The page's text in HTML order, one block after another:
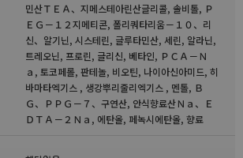
민산ＴＥＡ、지메스테아린산글리콜, 솔비톨, Ｐ
ＥＧ－１２지메티콘, 폴리쿼타리움－１０、리
신、알기닌, 시스테린, 글루타민산, 세린, 알라닌,
트레오닌, 프로린, 글리신, 베타인, ＰＣＡ－Ｎ
ａ, 토코페롤, 판테놀, 비오틴, 나이아신아미드, 히
바마타엑기스 , 생강뿌리줄리엑기스 , 멘톨, Ｂ
Ｇ、ＰＰＧ－７、구연산, 안식향료산Ｎａ、Ｅ
ＤＴＡ－２Ｎａ, 에탄올, 페녹시에탄올, 향료